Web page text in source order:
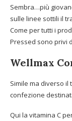
Sembra…più
sulle linee sottili il
Come per tutti i
Pressed sono privi
Wellmax
Simile ma diverso il
confezione
Qui la vitamina C